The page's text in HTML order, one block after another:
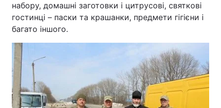
набору, домашні заготовки і цитрусові, святкові
гостинці – паски та крашанки, предмети гігієни і
багато іншого.